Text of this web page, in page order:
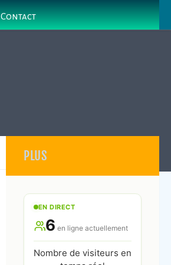
Contact
PLUS
EN DIRECT
6 en ligne actuellement
Nombre de visiteurs en